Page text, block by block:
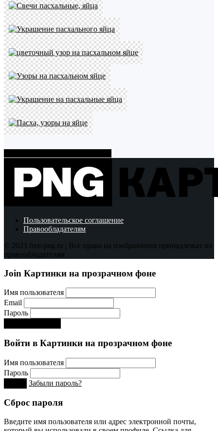
Пользовательское соглашение
Правообладателям
© 2023 free-png.ru | Все права на изображения принадлежат их
правообладателям
Join Картинки на прозрачном фоне
Имя пользователя
Email
Пароль
Войти в Картинки на прозрачном фоне
Имя пользователя
Пароль
Забыли пароль?
Сброс пароля
Введите имя пользователя или адрес электронной почты,